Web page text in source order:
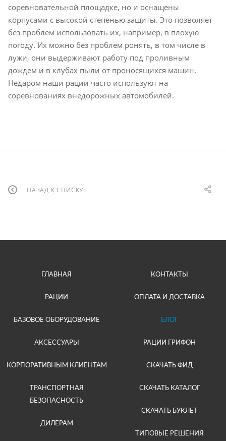
соревновательной площадке, но и оснащены
корпусами с высокой степенью защиты. Это позволяет
без проблем использовать их, например, в плохую
погоду. Их можно без проблем ронять, в том числе в
лужи, они выдерживают работу под проливным
дождем и в клубах пыли от проносящихся машин.
Недаром наши рации часто используют на
соревнованиях внедорожных автомобилей.
НАЗАД К СПИСКУ
ГЛАВНАЯ
РАЦИИ
БАЗОВОЕ ОБОРУДОВАНИЕ
АКСЕССУАРЫ
КОРПОРАТИВНЫМ КЛИЕНТАМ
ТРАНСПОРТНАЯ
БЕЗОПАСНОСТЬ
ДИЛЕРАМ
КОНТАКТЫ
ОПЛАТА И ДОСТАВКА
БЛОГ
РАЦИИ ГРИФОН
СКАЧАТЬ ФИД
СКАЧАТЬ КАТАЛОГ
СКАЧАТЬ БУКЛЕТ
ТИПОВЫЕ РЕШЕНИЯ